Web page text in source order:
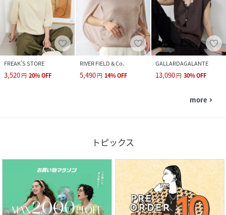
FREAK’S STORE
3,520円 20%OFF
RIVER FIELD & Co.
5,490円 14%OFF
GALLARDAGALANTE
13,090円 30%OFF
more navigate_next
トピックス